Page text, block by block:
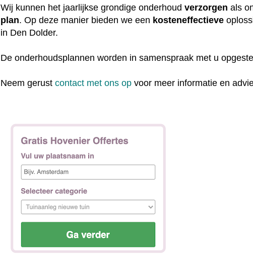
Wij kunnen het jaarlijkse grondige onderhoudverzorgen als
plan. Op deze manier bieden we een kosteneffectieve
in Den Dolder.
De onderhoudsplannen worden in samenspraak met u
Neem gerustcontact met ons op voor meer informatie en